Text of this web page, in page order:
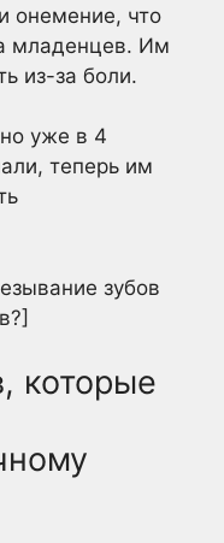
онемение, что
младенцев. Им
из-за боли.
уже в 4
теперь им
зубов
которые